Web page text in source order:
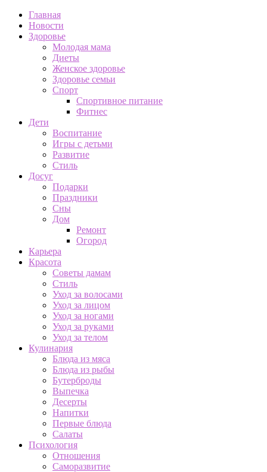
Главная
Новости
Здоровье
Молодая мама
Диеты
Женское здоровье
Здоровье семьи
Спорт
Спортивное питание
Фитнес
Дети
Воспитание
Игры с детьми
Развитие
Стиль
Досуг
Подарки
Праздники
Сны
Дом
Ремонт
Огород
Карьера
Красота
Советы дамам
Стиль
Уход за волосами
Уход за лицом
Уход за ногами
Уход за руками
Уход за телом
Кулинария
Блюда из мяса
Блюда из рыбы
Бутерброды
Выпечка
Десерты
Напитки
Первые блюда
Салаты
Психология
Отношения
Саморазвитие